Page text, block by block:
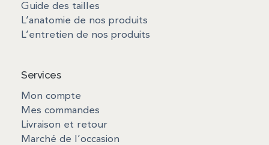
Guide des tailles
L’anatomie de nos produits
L’entretien de nos produits
Services
Mon compte
Mes commandes
Livraison et retour
Marché de l’occasion